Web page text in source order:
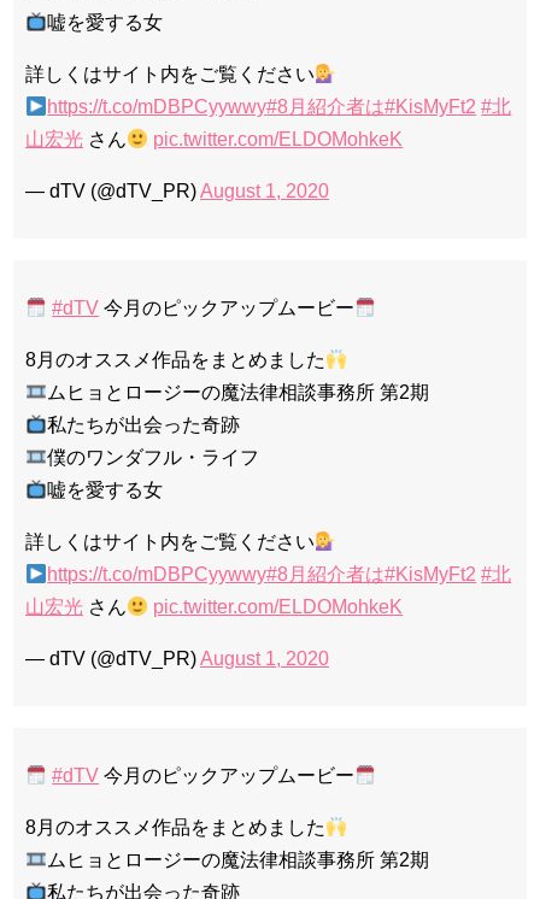
嘘を愛する女
詳しくはサイト内をご覧ください
https://t.co/mDBPCyywwy#8月紹介者は#KisMyFt2 #北
山宏光 さん pic.twitter.com/ELDOMohkeK
— dTV (@dTV_PR)August 1, 2020
#dTV 今月のピックアップムービー
8月のオススメ作品をまとめました
ムヒョとロージーの魔法律相談事務所 第2期
私たちが出会った奇跡
僕のワンダフル・ライフ
嘘を愛する女
詳しくはサイト内をご覧ください
https://t.co/mDBPCyywwy#8月紹介者は#KisMyFt2 #北
山宏光 さん pic.twitter.com/ELDOMohkeK
— dTV (@dTV_PR)August 1, 2020
#dTV 今月のピックアップムービー
8月のオススメ作品をまとめました
ムヒョとロージーの魔法律相談事務所 第2期
私たちが出会った奇跡